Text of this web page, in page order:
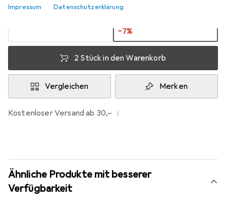
Impressum Datenschutzerklärung
1 Stück
2 Stück
−7%
2 Stück in den Warenkorb
Vergleichen Merken
Kostenloser Versand ab 30,– i
Ähnliche Produkte mit besserer
Verfügbarkeit